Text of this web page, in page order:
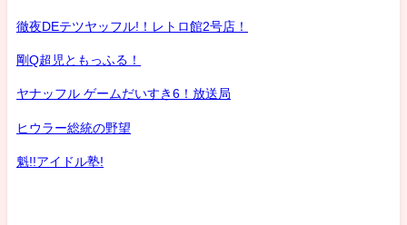
徹夜DEテツヤッフル!！レトロ館2号店！
剛Q超児ともっふる！
ヤナッフル ゲームだいすき6！放送局
ヒウラー総統の野望
魁!!アイドル塾!